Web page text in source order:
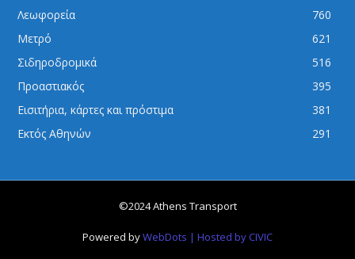
Λεωφορεία
760
Μετρό
621
Σιδηροδρομικά
516
Προαστιακός
395
Εισιτήρια, κάρτες και πρόστιμα
381
Εκτός Αθηνών
291
©2024 Athens Transport
Powered byWebDots | Hosted by CIVIC